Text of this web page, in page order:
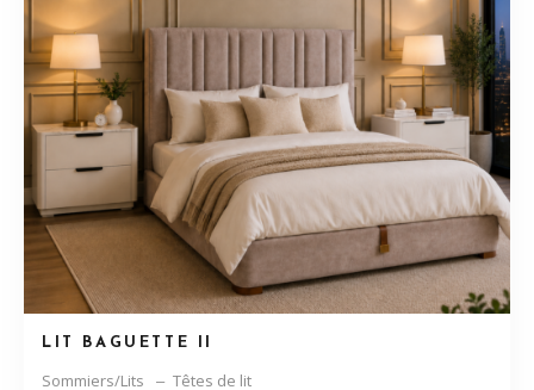
LIT BAGUETTE II
Sommiers/Lits Têtes de lit